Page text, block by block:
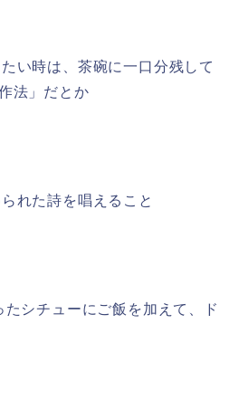
い時は、茶碗に一口分残して
法」だとか
れた詩を唱えること
シチューにご飯を加えて、ド